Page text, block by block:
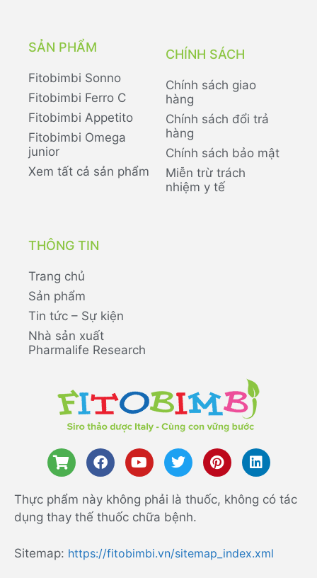
SẢN PHẨM
Fitobimbi Sonno
Fitobimbi Ferro C
Fitobimbi Appetito
Fitobimbi Omega
junior
Xem tất cả sản phẩm
CHÍNH SÁCH
Chính sách giao
hàng
Chính sách đổi trả
hàng
Chính sách bảo mật
Miễn trừ trách
nhiệm y tế
THÔNG TIN
Trang chủ
Sản phẩm
Tin tức – Sự kiện
Nhà sản xuất
Pharmalife Research
Thực phẩm này không phải là thuốc, không có tác
dụng thay thế thuốc chữa bệnh.
Sitemap: https://fitobimbi.vn/sitemap_index.xml